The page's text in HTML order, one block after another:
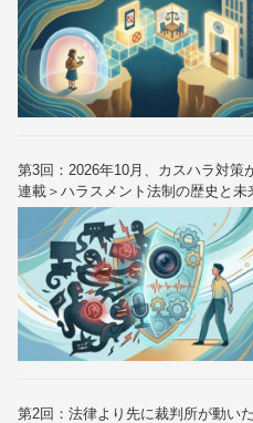
第3回：2026年10月、カスハラ対策
連載＞ハラスメント法制の歴史と
（全6回）
第2回：法律より先に裁判所が動い